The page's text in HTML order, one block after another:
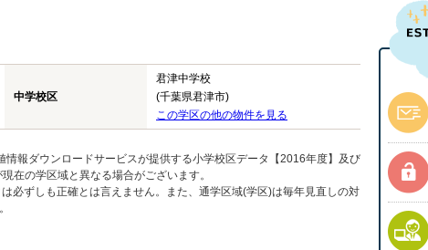
中学校区
君津中学校
(千葉県君津市)
この学区の他の物件を見る
報ダウンロードサービスが提供する小学校区データ【2016年度】及び
在の学区域と異なる場合がございます。
必ずしも正確とは言えません。また、通学区域(学区)は毎年見直しの対